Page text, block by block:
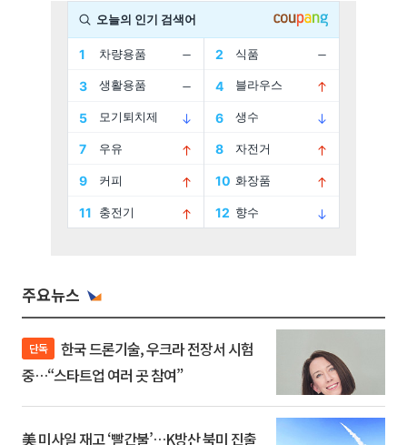
주요뉴스
단독
중…“스타트업 여러 곳 참여”
美 미사일 재고 ‘빨간불’…K방산 북미 진출